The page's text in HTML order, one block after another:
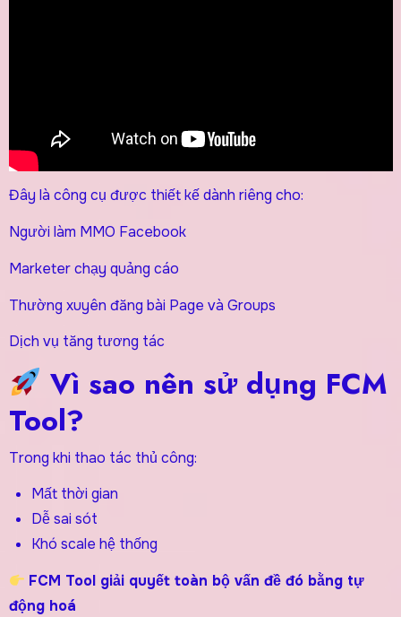
Đây là công cụ được thiết kế dành riêng cho:
Người làm MMO Facebook
Marketer chạy quảng cáo
Thường xuyên đăng bài Page và Groups
Dịch vụ tăng tương tác
Vì sao nên sử dụng FCM
Tool?
Trong khi thao tác thủ công:
Mất thời gian
Dễ sai sót
Khó scale hệ thống
FCM Tool giải quyết toàn bộ vấn đề đó bằng tự
động hoá